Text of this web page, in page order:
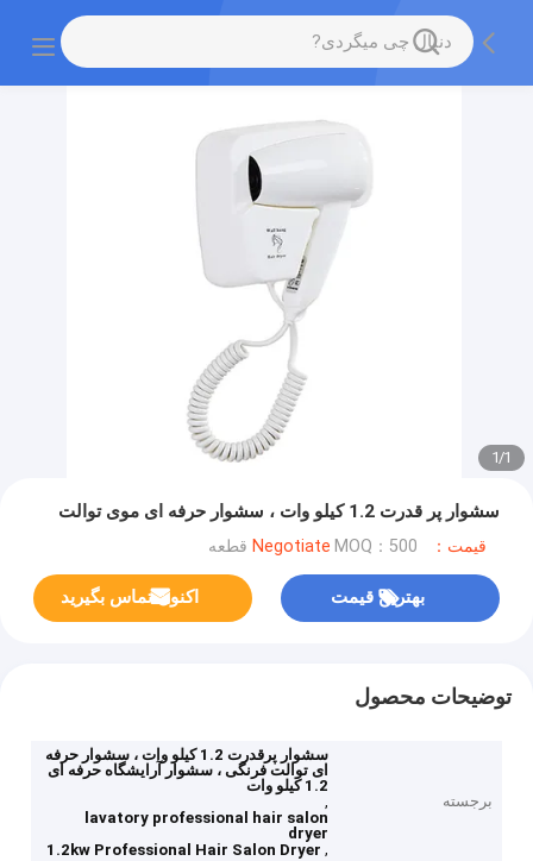
1
/
1
سشوار پر قدرت 1.2 کیلو وات ، سشوار حرفه ای موی توالت
قیمت：Negotiate MOQ：500 قطعه
بهترین قیمت اکنون تماس بگیرید
توضیحات محصول
برجسته
سشوار پرقدرت 1.2 کیلو وات ، سشوار حرفه
ای توالت فرنگی ، سشوار آرایشگاه حرفه ای
1.2 کیلو وات
,
lavatory professional hair salon
dryer
,
1.2kw Professional Hair Salon Dryer